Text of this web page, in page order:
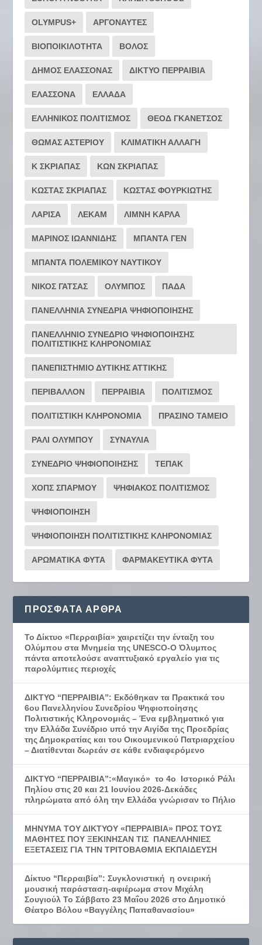
OLYMPUS+ ΑΡΓΟΝΑΥΤΕΣ
ΒΙΟΠΟΙΚΙΛΟΤΗΤΑ ΒΟΛΟΣ
ΔΗΜΟΣ ΕΛΑΣΣΟΝΑΣ ΔΙΚΤΥΟ ΠΕΡΡΑΙΒΙΑ
ΕΛΑΣΣΟΝΑ ΕΛΛΑΔΑ
ΕΛΛΗΝΙΚΟΣ ΠΟΛΙΤΙΣΜΟΣ ΘΕΟΔ ΓΚΑΝΕΤΣΟΣ
ΘΩΜΑΣ ΑΣΤΕΡΙΟΥ ΚΛΙΜΑΤΙΚΗ ΑΛΛΑΓΗ
Κ ΣΚΡΙΑΠΑΣ ΚΩΝ ΣΚΡΙΑΠΑΣ
ΚΩΣΤΑΣ ΣΚΡΙΑΠΑΣ ΚΩΣΤΑΣ ΦΟΥΡΚΙΩΤΗΣ
ΛΑΡΙΣΑ ΛΕΚΑΜ ΛΙΜΝΗ ΚΑΡΛΑ
ΜΑΡΙΝΟΣ ΙΩΑΝΝΙΔΗΣ ΜΠΑΝΤΑ ΓΕΝ
ΜΠΑΝΤΑ ΠΟΛΕΜΙΚΟΥ ΝΑΥΤΙΚΟΥ
ΝΙΚΟΣ ΓΑΤΣΑΣ ΟΛΥΜΠΟΣ ΠΑΔΑ
ΠΑΝΕΛΛΗΝΙΑ ΣΥΝΕΔΡΙΑ ΨΗΦΙΟΠΟΙΗΣΗΣ
ΠΑΝΕΛΛΗΝΙΟ ΣΥΝΕΔΡΙΟ ΨΗΦΙΟΠΟΙΗΣΗΣ
ΠΟΛΙΤΙΣΤΙΚΗΣ ΚΛΗΡΟΝΟΜΙΑΣ
ΠΑΝΕΠΙΣΤΗΜΙΟ ΔΥΤΙΚΗΣ ΑΤΤΙΚΗΣ
ΠΕΡΙΒΑΛΛΟΝ ΠΕΡΡΑΙΒΙΑ ΠΟΛΙΤΙΣΜΟΣ
ΠΟΛΙΤΙΣΤΙΚΗ ΚΛΗΡΟΝΟΜΙΑ ΠΡΑΣΙΝΟ ΤΑΜΕΙΟ
ΡΆΛΙ ΟΛΎΜΠΟΥ ΣΥΝΑΥΛΙΑ
ΣΥΝΕΔΡΙΟ ΨΗΦΙΟΠΟΙΗΣΗΣ ΤΕΠΑΚ
ΧΟΠΣ ΣΠΑΡΜΟΥ ΨΗΦΙΑΚΟΣ ΠΟΛΙΤΙΣΜΟΣ
ΨΗΦΙΟΠΟΙΗΣΗ
ΨΗΦΙΟΠΟΙΗΣΗ ΠΟΛΙΤΙΣΤΙΚΗΣ ΚΛΗΡΟΝΟΜΙΑΣ
ΑΡΩΜΑΤΙΚΑ ΦΥΤΑ ΦΑΡΜΑΚΕΥΤΙΚΑ ΦΥΤΑ
ΠΡΌΣΦΑΤΑ ΆΡΘΡΑ
Το Δίκτυο «Περραιβία» χαιρετίζει την ένταξη του
Ολύμπου στα Μνημεία της UNESCO-Ο Όλυμπος
πάντα αποτελούσε αναπτυξιακό εργαλείο για τις
παρολύμπιες περιοχές
ΔΙΚΤΥΟ “ΠΕΡΡΑΙΒΙΑ”: Εκδόθηκαν τα Πρακτικά του
6ου Πανελληνίου Συνεδρίου Ψηφιοποίησης
Πολιτιστικής Κληρονομιάς – Ένα εμβληματικό για
την Ελλάδα Συνέδριο υπό την Αιγίδα της Προεδρίας
της Δημοκρατίας και του Οικουμενικού Πατριαρχείου
– Διατίθενται δωρεάν σε κάθε ενδιαφερόμενο
ΔΙΚΤΥΟ “ΠΕΡΡΑΙΒΙΑ”:«Μαγικό» το 4ο Ιστορικό Ράλι
Πηλίου στις 20 και 21 Ιουνίου 2026-Δεκάδες
πληρώματα από όλη την Ελλάδα γνώρισαν το Πήλιο
ΜΗΝΥΜΑ ΤΟΥ ΔΙΚΤΥΟΥ «ΠΕΡΡΑΙΒΙΑ» ΠΡΟΣ ΤΟΥΣ
ΜΑΘΗΤΕΣ ΠΟΥ ΞΕΚΙΝΗΣΑΝ ΤΙΣ ΠΑΝΕΛΛΗΝΙΕΣ
ΕΞΕΤΑΣΕΙΣ ΓΙΑ ΤΗΝ ΤΡΙΤΟΒΑΘΜΙΑ ΕΚΠΑΙΔΕΥΣΗ
Δίκτυο “Περραιβία”: Συγκλονιστική η ονειρική
μουσική παράσταση-αφιέρωμα στον Μιχάλη
Σουγιούλ Το Σάββατο 23 Μαΐου 2026 στο Δημοτικό
Θέατρο Βόλου «Βαγγέλης Παπαθανασίου»